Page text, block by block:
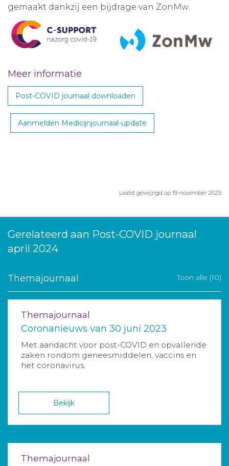
gemaakt dankzij een bijdrage van ZonMw.
Meer informatie
Post-COVID journaal downloaden
Aanmelden Medicijnjournaal-update
Laatst gewijzigd op 19 november 2025
Gerelateerd aan Post-COVID journaal
april 2024
Themajournaal Toon alle (10)
Themajournaal
Coronanieuws van 30 juni 2023
Met aandacht voor post-COVID en opvallende
zaken rondom geneesmiddelen, vaccins en
het coronavirus.
Bekijk
Themajournaal